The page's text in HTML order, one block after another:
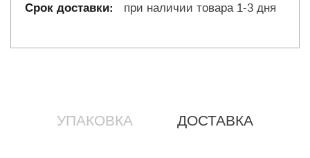
при наличии товара 1-3 дня
УПАКОВКА ДОСТАВКА